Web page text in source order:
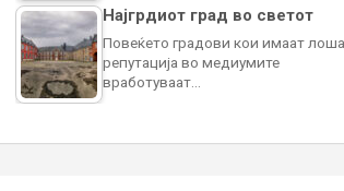
Најгрдиот град во светот
Повеќето градови кои имаат лоша
репутација во медиумите
вработуваат…